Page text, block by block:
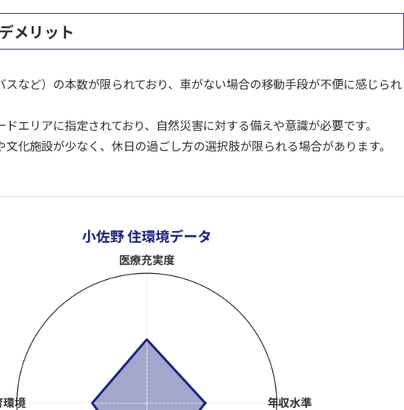
メリット
スなど）の本数が限られており、車がない場合の移動手段が不便に感じられ
エリアに指定されており、自然災害に対する備えや意識が必要です。
化施設が少なく、休日の過ごし方の選択肢が限られる場合があります。